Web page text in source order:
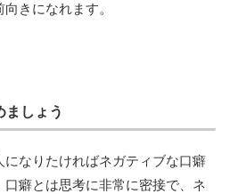
きになれます。
ましょう
なりたければネガティブな口癖
癖とは思考に非常に密接で、ネ